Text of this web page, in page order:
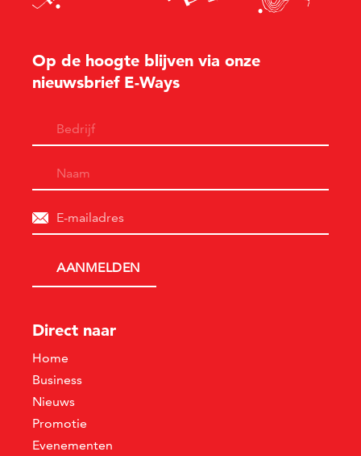
Op de hoogte blijven via onze
nieuwsbrief E-Ways
Direct naar
Home
Business
Nieuws
Promotie
Evenementen